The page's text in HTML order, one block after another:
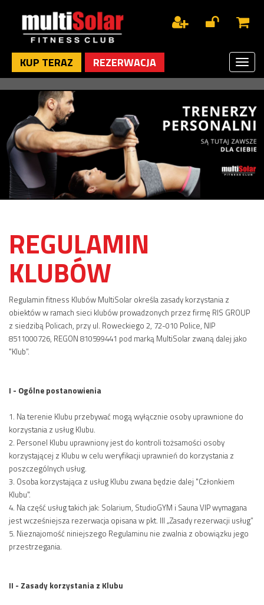
KUP TERAZ REZERWACJA
Toggle
REGULAMIN
KLUBÓW
Regulamin fitness Klubów MultiSolar określa zasady korzystania z
obiektów w ramach sieci klubów prowadzonych przez firmę RIS GROUP
z siedzibą Policach, przy ul. Roweckiego 2, 72-010 Police, NIP
8511000726, REGON 810599441 pod marką MultiSolar zwaną dalej jako
"Klub”.
I - Ogólne postanowienia
1. Na terenie Klubu przebywać mogą wyłącznie osoby uprawnione do
korzystania z usług Klubu.
2. Personel Klubu uprawniony jest do kontroli tożsamości osoby
korzystającej z Klubu w celu weryfikacji uprawnień do korzystania z
poszczególnych usług.
3. Osoba korzystająca z usług Klubu zwana będzie dalej "Członkiem
Klubu".
4. Na część usług takich jak: Solarium, StudioGYM i Sauna VIP wymagana
jest wcześniejsza rezerwacja opisana w pkt. III „Zasady rezerwacji usług”
5. Nieznajomość niniejszego Regulaminu nie zwalnia z obowiązku jego
przestrzegania.
II - Zasady korzystania z Klubu